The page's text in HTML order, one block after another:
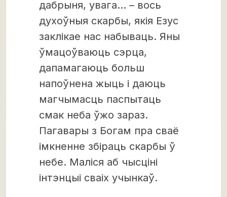
дабрыня, увага… – вось
духоўныя скарбы, якія Езус
заклікае нас набываць. Яны
ўмацоўваюць сэрца,
дапамагаюць больш
напоўнена жыць і даюць
магчымасць паспытаць
смак неба ўжо зараз.
Пагавары з Богам пра сваё
імкненне збіраць скарбы ў
небе. Маліся аб чысціні
інтэнцыі сваіх учынкаў.